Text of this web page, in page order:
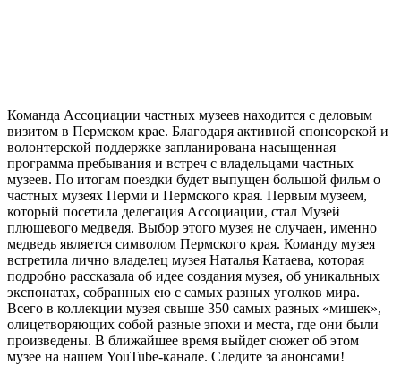
Команда Ассоциации частных музеев находится с деловым
визитом в Пермском крае. Благодаря активной спонсорской и
волонтерской поддержке запланирована насыщенная
программа пребывания и встреч с владельцами частных
музеев. По итогам поездки будет выпущен большой фильм о
частных музеях Перми и Пермского края. Первым музеем,
который посетила делегация Ассоциации, стал Музей
плюшевого медведя. Выбор этого музея не случаен, именно
медведь является символом Пермского края. Команду музея
встретила лично владелец музея Наталья Катаева, которая
подробно рассказала об идее создания музея, об уникальных
экспонатах, собранных ею с самых разных уголков мира.
Всего в коллекции музея свыше 350 самых разных «мишек»,
олицетворяющих собой разные эпохи и места, где они были
произведены. В ближайшее время выйдет сюжет об этом
музее на нашем YouTube-канале. Следите за анонсами!